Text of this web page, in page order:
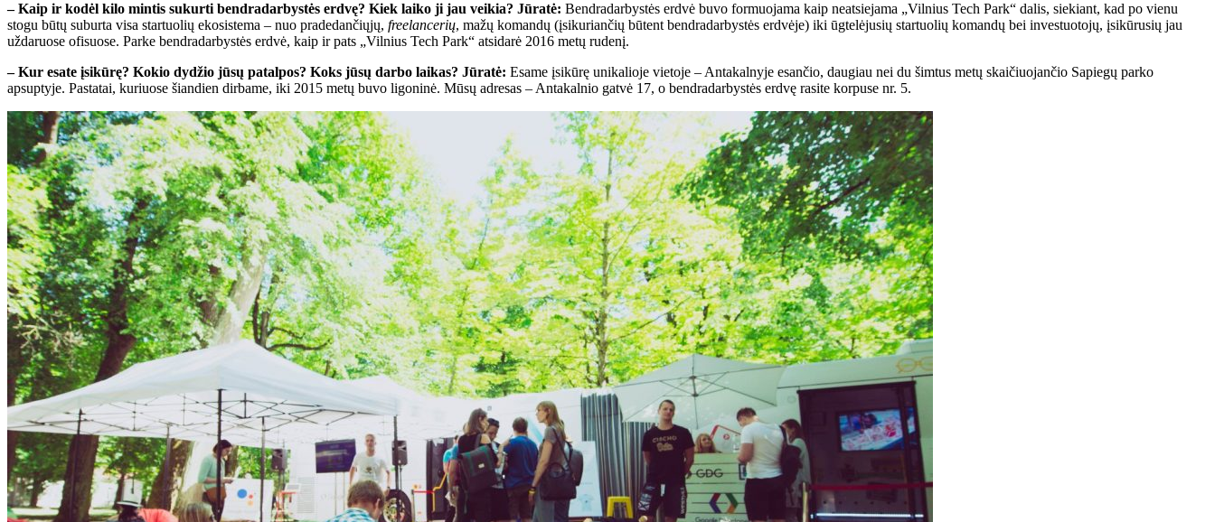
– Kaip ir kodėl kilo mintis sukurti bendradarbystės erdvę? Kiek laiko ji jau veikia? Jūratė: Bendradarbystės erdvė buvo formuojama kaip neatsiejama „Vilnius Tech Park“ dalis, siekiant, kad po vienu
stogu būtų suburta visa startuolių ekosistema – nuo pradedančiųjų, freelancerių, mažų komandų (įsikuriančių būtent bendradarbystės erdvėje) iki ūgtelėjusių startuolių komandų bei investuotojų, įsikūrusių jau
uždaruose ofisuose. Parke bendradarbystės erdvė, kaip ir pats „Vilnius Tech Park“ atsidarė 2016 metų rudenį.
– Kur esate įsikūrę? Kokio dydžio jūsų patalpos? Koks jūsų darbo laikas? Jūratė: Esame įsikūrę unikalioje vietoje – Antakalnyje esančio, daugiau nei du šimtus metų skaičiuojančio Sapiegų parko
apsuptyje. Pastatai, kuriuose šiandien dirbame, iki 2015 metų buvo ligoninė. Mūsų adresas – Antakalnio gatvė 17, o bendradarbystės erdvę rasite korpuse nr. 5.